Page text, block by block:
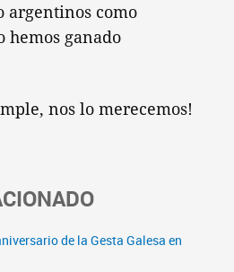
argentinos como
hemos ganado
nos lo merecemos!
de la Gesta Galesa en